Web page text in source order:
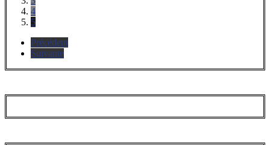
4
5
Précédent
Suivante